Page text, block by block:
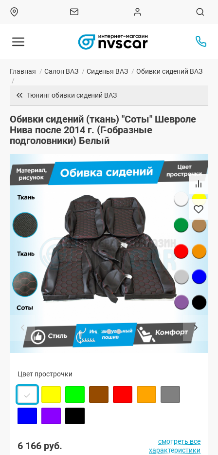
Главная / Салон ВАЗ / Сиденья ВАЗ / Обивки сидений ВАЗ
/
Тюнинг обивки сидений ВАЗ
Обивки сидений (ткань) "Соты" Шевроле
Нива после 2014 г. (Г-образные
подголовники) Белый
Цвет прострочки
6 166 руб.
смотреть все
характеристики